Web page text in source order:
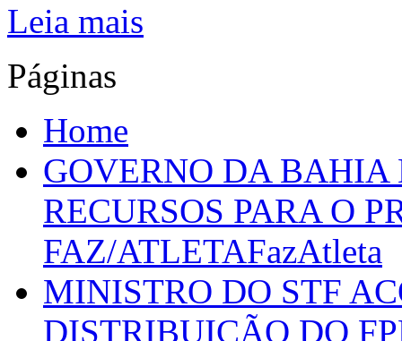
Leia mais
Páginas
Home
GOVERNO DA
RECURSOS PARA O
FAZ/ATLETAFazAtleta
MINISTRO DO STF
DISTRIBUIÇÃO DO